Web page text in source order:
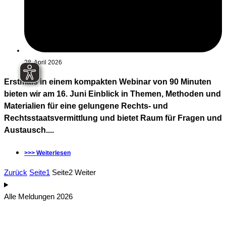
28. April 2026
Erstmals in einem kompakten Webinar von 90 Minuten
bieten wir am 16. Juni Einblick in Themen, Methoden und
Materialien für eine gelungene Rechts- und
Rechtsstaatsvermittlung und bietet Raum für Fragen und
Austausch....
>>> Weiterlesen
Zurück Seite1 Seite2 Weiter
Alle Meldungen 2026